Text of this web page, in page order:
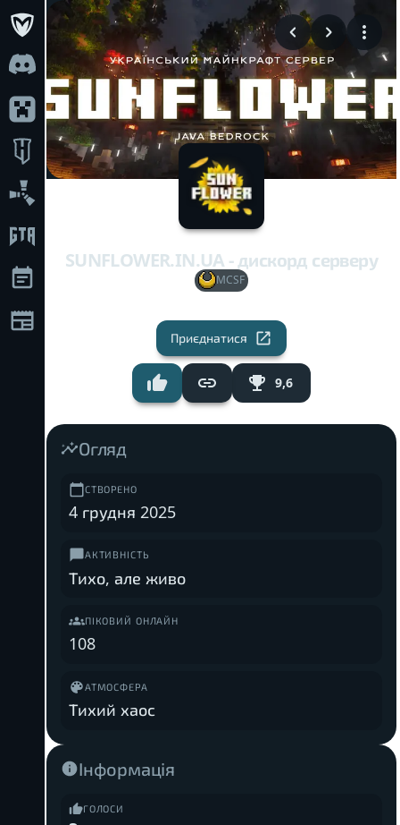
SUNFLOWER.IN.UA - дискорд серверу
MCSF
Приєднатися
9,6
Огляд
СТВОРЕНО
4 грудня 2025
АКТИВНІСТЬ
Тихо, але живо
ПІКОВИЙ ОНЛАЙН
108
АТМОСФЕРА
Тихий хаос
Інформація
ГОЛОСИ